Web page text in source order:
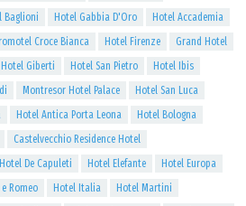
Baglioni Hotel Gabbia D'Oro
Hotel Accademia
Croce Bianca Hotel Firenze
Grand Hotel
Hotel Giberti Hotel San Pietro
Hotel Ibis
Montresor Hotel Palace
Hotel San Luca
Hotel Antica Porta Leona
Hotel Bologna
Castelvecchio Residence Hotel
Hotel De Capuleti Hotel Elefante
Hotel Europa
Romeo Hotel Italia
Hotel Martini